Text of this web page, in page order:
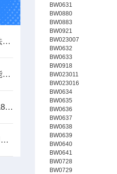
BW0631
BW0880
BW0883
BW0921
BW023007
BW0632
BW0633
BW0918
BW023011
BW023016
BW0634
BW0635
BW0636
BW0637
BW0638
BW0639
BW0640
BW0641
BW0728
BW0729
对碘苯氧乙酸的生产方法和应用
标准品过期了，难道只能扔掉吗
pH标准缓冲粉剂(pH=9.18)说明书
大鼠ELISA试剂盒的使用注意事项